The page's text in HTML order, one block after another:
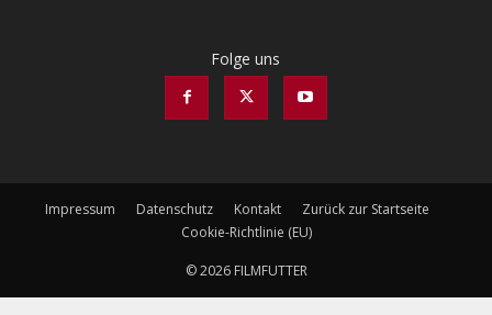
Folge uns
Impressum Datenschutz Kontakt
Zurück zur Startseite
Cookie-Richtlinie (EU)
© 2026 FILMFUTTER